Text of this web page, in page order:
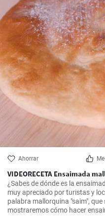
Ahorrar
VIDEORECETA Ensaimada
¿Sabes de dónde es la
muy apreciado por turistas y
palabra mallorquina "saim",
mostraremos cómo hacer